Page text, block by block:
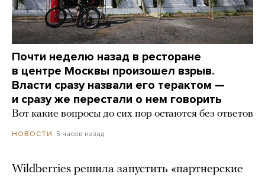
Почти неделю назад в ресторане
в центре Москвы произошел взрыв.
Власти сразу назвали его терактом —
и сразу же перестали о нем говорить
Вот какие вопросы до сих пор остаются без ответов
НОВОСТИ 5 часов назад
Wildberries решила запустить «партнерские